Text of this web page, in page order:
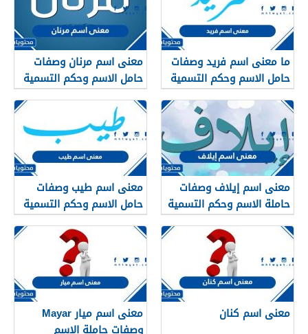
ما معنى اسم فريد وصفات
حامل الاسم وحكم التسمية
به في الإسلام
معنى اسم مرنان وصفات
حامل الاسم وحكم التسمية
به في الإسلام
معنى اسم إيلاف وصفات
حاملة الاسم وحكم التسمية
به في الإسلام
معنى اسم طيب وصفات
حامل الاسم وحكم التسمية
به في الإسلام
معنى اسم كنان
معنى اسم ميار Mayar
وصفات حاملة الاسم